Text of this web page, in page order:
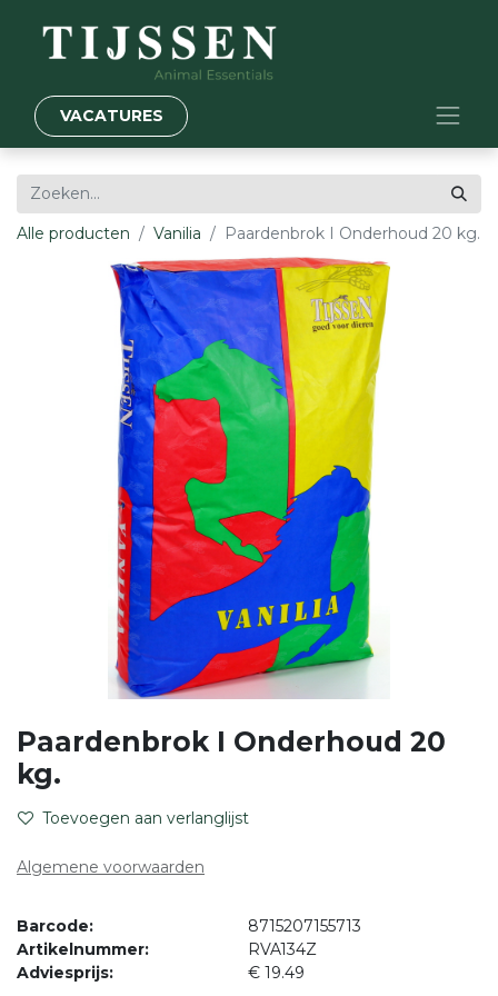
VACATURES
Alle producten Vanilia Paardenbrok I Onderhoud 20 kg.
Paardenbrok I Onderhoud 20
kg.
Toevoegen aan verlanglijst
Algemene voorwaarden
Barcode:
8715207155713
Artikelnummer:
RVA134Z
Adviesprijs:
€ 19.49